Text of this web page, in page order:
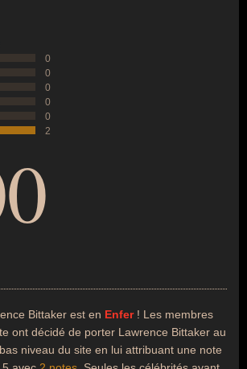
0
0
0
0
0
2
Bittaker est en Enfer! Les membres
ont décidé de porter Lawrence Bittaker au
niveau du site en lui attribuant une note